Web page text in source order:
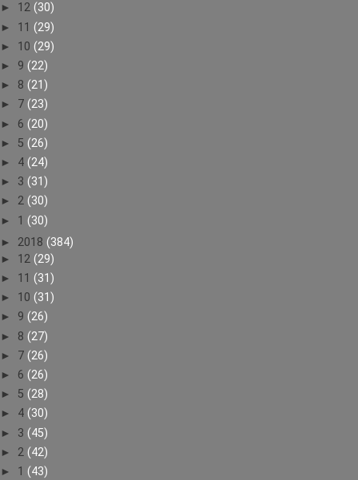
► 12 (30)
► 11 (29)
► 10 (29)
► 9 (22)
► 8 (21)
► 7 (23)
► 6 (20)
► 5 (26)
► 4 (24)
► 3 (31)
► 2 (30)
► 1 (30)
► 2018 (384)
► 12 (29)
► 11 (31)
► 10 (31)
► 9 (26)
► 8 (27)
► 7 (26)
► 6 (26)
► 5 (28)
► 4 (30)
► 3 (45)
► 2 (42)
► 1 (43)